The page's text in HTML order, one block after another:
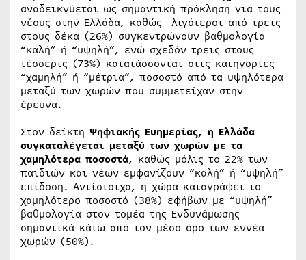
αναδεικνύεται ως σημαντική πρόκληση για τους
νέους στην Ελλάδα, καθώς λιγότεροι από τρεις
στους δέκα (26%) συγκεντρώνουν βαθμολογία
“καλή” ή “υψηλή”, ενώ σχεδόν τρεις στους
τέσσερις (73%) κατατάσσονται στις κατηγορίες
“χαμηλή” ή “μέτρια”, ποσοστό από τα υψηλότερα
μεταξύ των χωρών που συμμετείχαν στην
Στον δείκτη Ψηφιακής Ευημερίας, η Ελλάδα
συγκαταλέγεται μεταξύ των χωρών με τα
χαμηλότερα ποσοστά, καθώς μόλις το 22% των
παιδιών και νέων εμφανίζουν “καλή” ή “υψηλή”
επίδοση. Αντίστοιχα, η χώρα καταγράφει το
χαμηλότερο ποσοστό (38%) εφήβων με “υψηλή”
βαθμολογία στον τομέα της Ενδυνάμωσης
σημαντικά κάτω από τον μέσο όρο των εννέα
χωρών (50%).